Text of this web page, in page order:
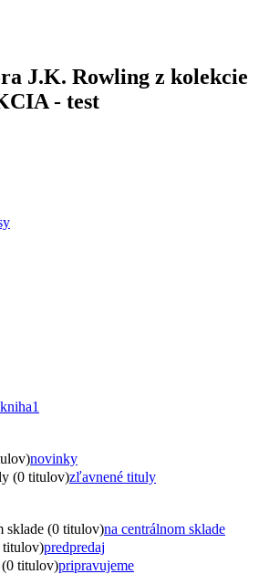
J.K. Rowling z kolekcie
- test
kniha1
novinky
(0 titulov)zľavnené tituly
sklade (0 titulov)na centrálnom sklade
titulov)predpredaj
titulov)pripravujeme